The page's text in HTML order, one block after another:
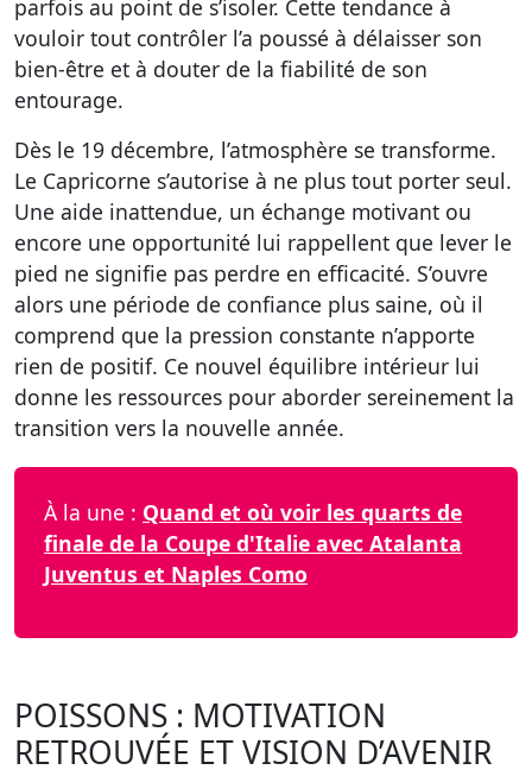
parfois au point de s’isoler. Cette tendance à
vouloir tout contrôler l’a poussé à délaisser son
bien-être et à douter de la fiabilité de son
entourage.
Dès le 19 décembre, l’atmosphère se transforme.
Le Capricorne s’autorise à ne plus tout porter seul.
Une aide inattendue, un échange motivant ou
encore une opportunité lui rappellent que lever le
pied ne signifie pas perdre en efficacité. S’ouvre
alors une période de confiance plus saine, où il
comprend que la pression constante n’apporte
rien de positif. Ce nouvel équilibre intérieur lui
donne les ressources pour aborder sereinement la
transition vers la nouvelle année.
À la une : Quand et où voir les quarts de
finale de la Coupe d'Italie avec Atalanta
Juventus et Naples Como
POISSONS : MOTIVATION
RETROUVÉE ET VISION D’AVENIR